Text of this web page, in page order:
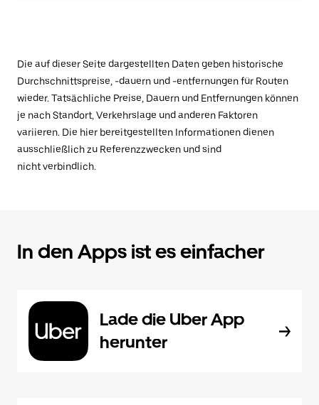
Die auf dieser Seite dargestellten Daten geben historische
Durchschnittspreise, -dauern und -entfernungen für Routen
wieder. Tatsächliche Preise, Dauern und Entfernungen können
je nach Standort, Verkehrslage und anderen Faktoren
variieren. Die hier bereitgestellten Informationen dienen
ausschließlich zu Referenzzwecken und sind
nicht verbindlich.
In den Apps ist es einfacher
Lade die Uber App
herunter